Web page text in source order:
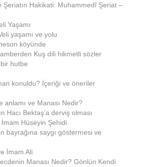
Şeriatın Hakikati: Muhammedî Şeriat –
Yaşamı
yaşamı ve yolu
köyünde
Kuş dili hikmetli sözler
hutbe
konuldu? İçeriği ve öneriler
anlamı ve Manası Nedir?
Hacı Bektaş’a derviş olması
Hüseyin Şehidi
bayrağına saygı göstermesi ve
İmam Ali
Manası Nedir? Gönlün Kendi